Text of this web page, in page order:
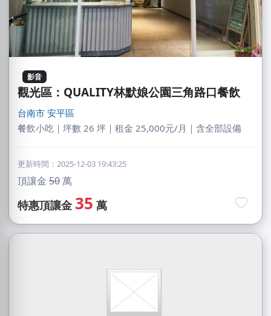
影音
觀光區：QUALITY林默娘公園三角路口餐飲
台南市 安平區
餐飲小吃｜坪數 26 坪｜租金 25,000元/月｜含全部設備
更新時間：2025-12-03 19:43:25
頂讓金 50萬
特惠頂讓金 35 萬